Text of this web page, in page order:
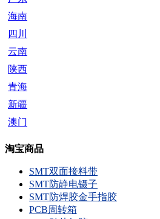
海南
四川
云南
陕西
青海
新疆
澳门
淘宝商品
SMT双面接料带
SMT防静电镊子
SMT防焊胶金手指胶
PCB周转箱